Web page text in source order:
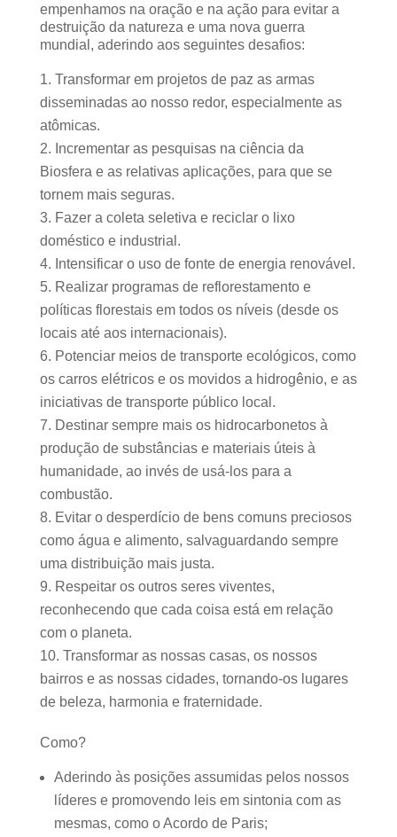
empenhamos na oração e na ação para evitar a
destruição da natureza e uma nova guerra
mundial, aderindo aos seguintes desafios:
Transformar em projetos de paz as armas
disseminadas ao nosso redor, especialmente as
atômicas.
Incrementar as pesquisas na ciência da
Biosfera e as relativas aplicações, para que se
tornem mais seguras.
Fazer a coleta seletiva e reciclar o lixo
doméstico e industrial.
Intensificar o uso de fonte de energia renovável.
Realizar programas de reflorestamento e
políticas florestais em todos os níveis (desde os
locais até aos internacionais).
Potenciar meios de transporte ecológicos, como
os carros elétricos e os movidos a hidrogênio, e as
iniciativas de transporte público local.
Destinar sempre mais os hidrocarbonetos à
produção de substâncias e materiais úteis à
humanidade, ao invés de usá-los para a
combustão.
Evitar o desperdício de bens comuns preciosos
como água e alimento, salvaguardando sempre
uma distribuição mais justa.
Respeitar os outros seres viventes,
reconhecendo que cada coisa está em relação
com o planeta.
Transformar as nossas casas, os nossos
bairros e as nossas cidades, tornando-os lugares
de beleza, harmonia e fraternidade.
Como?
Aderindo às posições assumidas pelos nossos
líderes e promovendo leis em sintonia com as
mesmas, como o Acordo de Paris;